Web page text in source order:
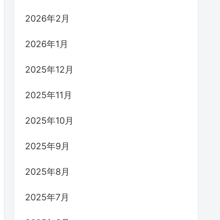
2026年2月
2026年1月
2025年12月
2025年11月
2025年10月
2025年9月
2025年8月
2025年7月